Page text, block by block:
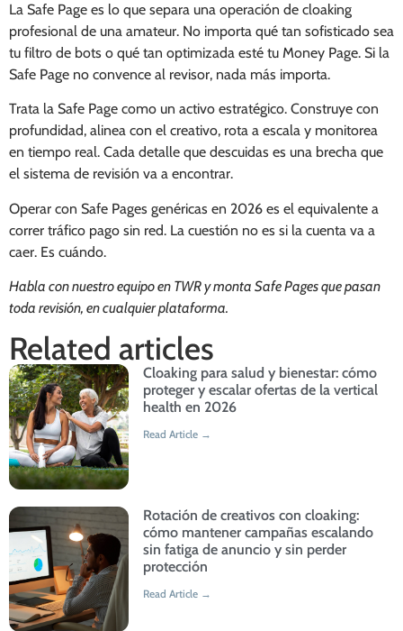
La Safe Page es lo que separa una operación de cloaking
profesional de una amateur. No importa qué tan sofisticado sea
tu filtro de bots o qué tan optimizada esté tu Money Page. Si la
Safe Page no convence al revisor, nada más importa.
Trata la Safe Page como un activo estratégico. Construye con
profundidad, alinea con el creativo, rota a escala y monitorea
en tiempo real. Cada detalle que descuidas es una brecha que
el sistema de revisión va a encontrar.
Operar con Safe Pages genéricas en 2026 es el equivalente a
correr tráfico pago sin red. La cuestión no es si la cuenta va a
caer. Es cuándo.
Habla con nuestro equipo en TWR y monta Safe Pages que pasan
toda revisión, en cualquier plataforma.
Related articles
Cloaking para salud y bienestar: cómo
proteger y escalar ofertas de la vertical
health en 2026
Read Article →
Rotación de creativos con cloaking:
cómo mantener campañas escalando
sin fatiga de anuncio y sin perder
protección
Read Article →